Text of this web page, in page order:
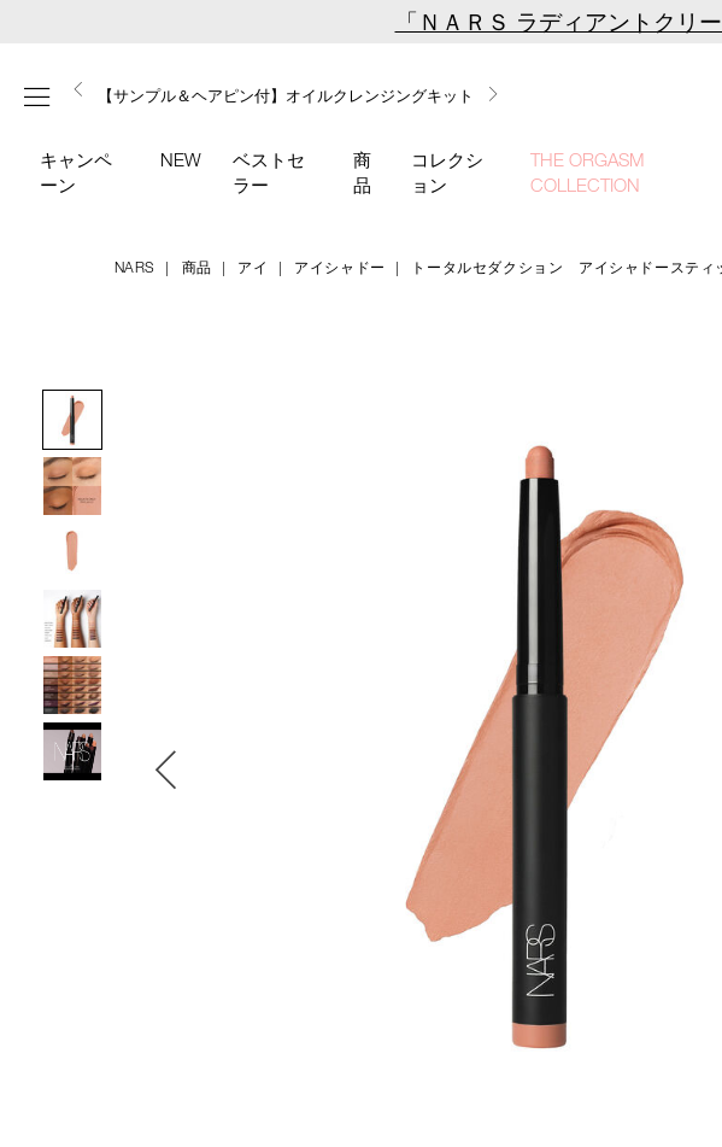
content
「ＮＡＲＳ ラディアントクリ
メニュー
【ミニパフプレゼント】新リキッドブラッシュご購入でプ
レゼント
【はじめての購入はこちらから】新リキッドブラッシュス
ターターキット
【サンプル＆ヘアピン付】オイルクレンジングキット
【ギフトショッパープレゼント】カラーアイテムをあの人
へのプレゼントに
【ポーチ＆ブラッシュプレゼント】ORGASM CAMPAIGN
キャンペ
ーン
NEW
ベストセ
ラー
商
品
コレクシ
ョン
THE ORGASM
COLLECTION
NARS 商品 アイ アイシャドー トータルセダクション アイシャドースティ
eyeshadow-
03744/4535683220668.html
4535683220668
素敵なギフトと交換で